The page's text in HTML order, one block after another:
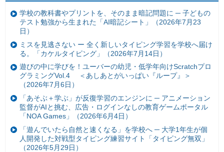
学校の教科書やプリントを、そのまま暗記問題に ─ 子どもの
テスト勉強から生まれた「AI暗記シート」（2026年7月23
日）
ミスを見逃さない ー 全く新しいタイピング学習を学校へ届け
る。「カケルタイピング」（2026年7月14日）
遊びの中に学びを！ユーバーの幼児・低学年向けScratchプロ
グラミングVol.4 ＜あしあとがいっぱい『ループ』＞
（2026年7月6日）
「あそぶ＋学ぶ」が反復学習のエンジンに ─ アニメーション
監督がAIと挑む、広告・ログインなしの教育ゲームポータル
「NOA Games」（2026年6月4日）
「遊んでいたら自然と速くなる」を学校へ ─ 大学1年生が個
人開発した対戦型タイピング練習サイト「タイピング無双」
（2026年5月29日）